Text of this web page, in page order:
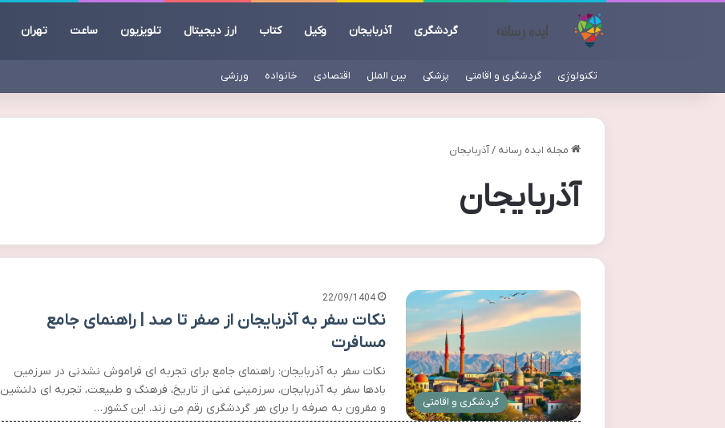
گردشگری آذربایجان وکیل کتاب ارز دیجیتال تلویزیون ساعت تهران
تکنولوژی گردشگری و اقامتی پزشکی بین الملل اقتصادی خانواده ورزشی
مجله ایده رسانه / آذربایجان
آذربایجان
گردشگری و اقامتی
22/09/1404
نکات سفر به آذربایجان از صفر تا صد | راهنمای جامع
مسافرت
نکات سفر به آذربایجان: راهنمای جامع برای تجربه ای فراموش نشدنی در سرزمین
بادها سفر به آذربایجان، سرزمینی غنی از تاریخ، فرهنگ و طبیعت، تجربه ای دلنشین
و مقرون به صرفه را برای هر گردشگری رقم می زند. این کشور…